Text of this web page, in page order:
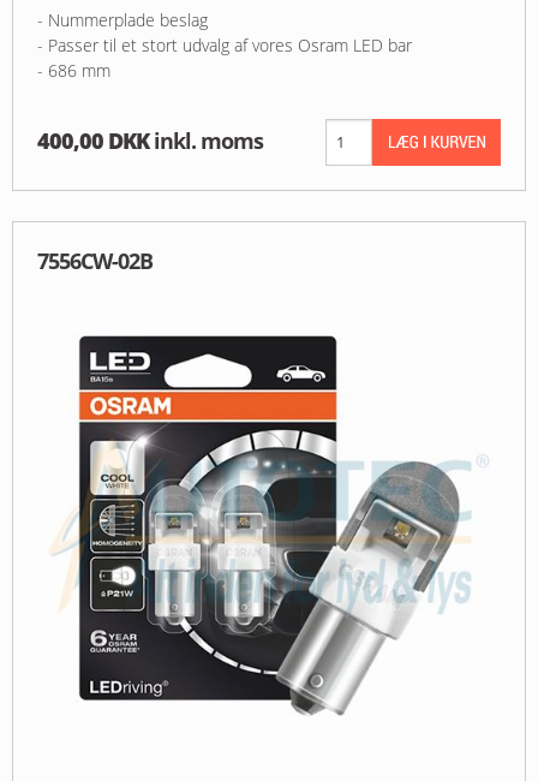
- Nummerplade beslag
- Passer til et stort udvalg af vores Osram LED bar
- 686 mm
400,00 DKK inkl. moms
7556CW-02B